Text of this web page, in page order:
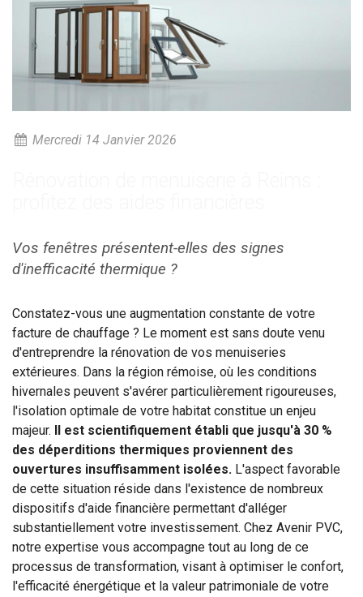
Mercredi 14 Janvier 2026
Vos fenêtres présentent-elles des signes
d'inefficacité thermique ?
Constatez-vous une augmentation constante de votre
facture de chauffage ? Le moment est sans doute venu
d'entreprendre la rénovation de vos menuiseries
extérieures. Dans la région rémoise, où les conditions
hivernales peuvent s'avérer particulièrement rigoureuses,
l'isolation optimale de votre habitat constitue un enjeu
majeur. Il est scientifiquement établi que jusqu'à 30 %
des déperditions thermiques proviennent des
ouvertures insuffisamment isolées. L'aspect favorable
de cette situation réside dans l'existence de nombreux
dispositifs d'aide financière permettant d'alléger
substantiellement votre investissement. Chez Avenir PVC,
notre expertise vous accompagne tout au long de ce
processus de transformation, visant à optimiser le confort,
l'efficacité énergétique et la valeur patrimoniale de votre